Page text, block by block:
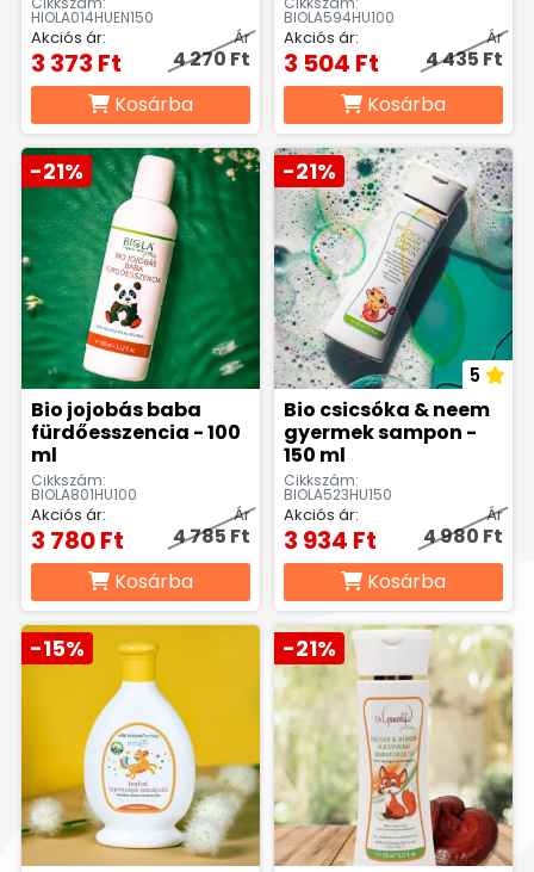
HIOLA014HUEN150
Akciós ár:
3 373 Ft
Ár
4 270 Ft
Kosárba
BIOLA594HU100
Akciós ár:
3 504 Ft
Ár
4 435 Ft
Kosárba
-21%
Bio jojobás baba
fürdőesszencia - 100
ml
Cikkszám:
BIOLA801HU100
Akciós ár:
3 780 Ft
Ár
4 785 Ft
Kosárba
-21%
5
Bio csicsóka & neem
gyermek sampon -
150 ml
Cikkszám:
BIOLA523HU150
Akciós ár:
3 934 Ft
Ár
4 980 Ft
Kosárba
-15% -21%